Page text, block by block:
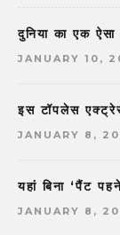
दुनिया का एक ऐसा
JANUARY 10,
इस टॉपलेस
JANUARY 8,
यहां बिना ‘पैंट
JANUARY 8,